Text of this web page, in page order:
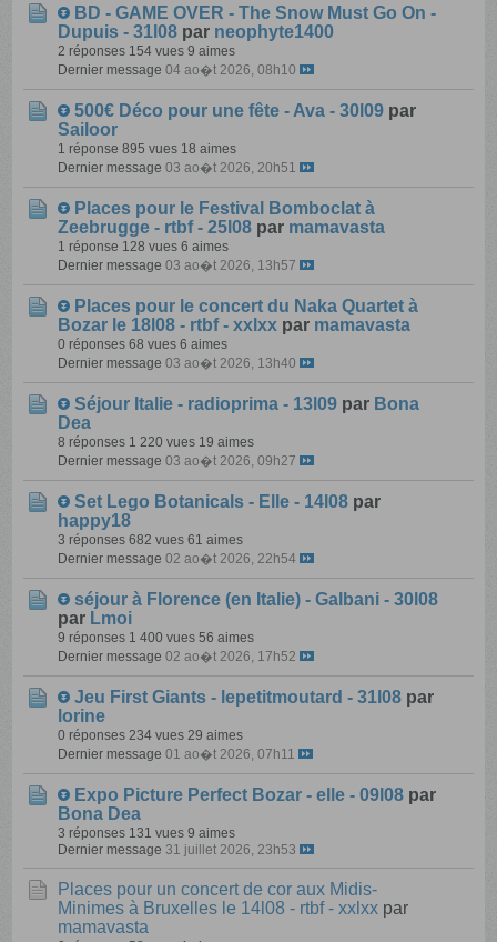
BD - GAME OVER - The Snow Must Go On -
Dupuis - 31l08 par neophyte1400
2 réponses 154 vues 9 aimes
Dernier message 04 ao�t 2026, 08h10
500€ Déco pour une fête - Ava - 30l09 par
Sailoor
1 réponse 895 vues 18 aimes
Dernier message 03 ao�t 2026, 20h51
Places pour le Festival Bomboclat à
Zeebrugge - rtbf - 25l08 par mamavasta
1 réponse 128 vues 6 aimes
Dernier message 03 ao�t 2026, 13h57
Places pour le concert du Naka Quartet à
Bozar le 18l08 - rtbf - xxlxx par mamavasta
0 réponses 68 vues 6 aimes
Dernier message 03 ao�t 2026, 13h40
Séjour Italie - radioprima - 13l09 par Bona
Dea
8 réponses 1 220 vues 19 aimes
Dernier message 03 ao�t 2026, 09h27
Set Lego Botanicals - Elle - 14l08 par
happy18
3 réponses 682 vues 61 aimes
Dernier message 02 ao�t 2026, 22h54
séjour à Florence (en Italie) - Galbani - 30l08
par Lmoi
9 réponses 1 400 vues 56 aimes
Dernier message 02 ao�t 2026, 17h52
Jeu First Giants - lepetitmoutard - 31l08 par
lorine
0 réponses 234 vues 29 aimes
Dernier message 01 ao�t 2026, 07h11
Expo Picture Perfect Bozar - elle - 09l08 par
Bona Dea
3 réponses 131 vues 9 aimes
Dernier message 31 juillet 2026, 23h53
Places pour un concert de cor aux Midis-
Minimes à Bruxelles le 14l08 - rtbf - xxlxx par
mamavasta